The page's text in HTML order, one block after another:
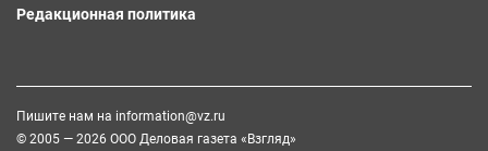
Редакционная политика
Пишите нам на information@vz.ru
© 2005 — 2026 ООО Деловая газета «Взгляд»